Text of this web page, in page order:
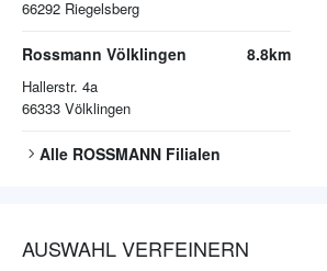
66292 Riegelsberg
Rossmann Völklingen
Hallerstr. 4a
66333 Völklingen
8.8km
Alle ROSSMANN Filialen
AUSWAHL VERFEINERN